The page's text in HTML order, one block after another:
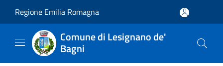
Regione Emilia Romagna
Comune di Lesignano de'
Bagni